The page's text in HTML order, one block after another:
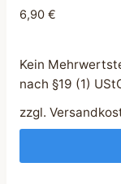
6,90 €
Kein
nach §19 (1)
zzgl.